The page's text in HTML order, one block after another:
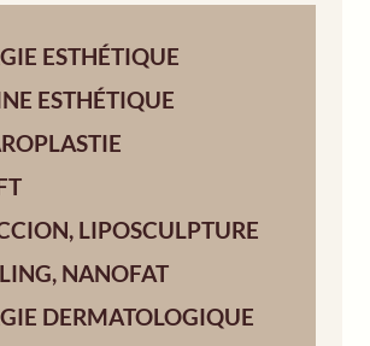
ESTHÉTIQUE
ESTHÉTIQUE
LIPOSCULPTURE
NANOFAT
DERMATOLOGIQUE